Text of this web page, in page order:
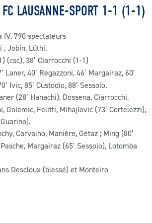
LAUSANNE-SPORT 1-1 (1-1)
IV, 790 spectateurs
; Jobin, Lüthi.
(csc), 38’ Ciarrocchi (1-1)
Laner, 40’ Regazzoni, 46’ Margairaz, 60’
Ivic, 85’ Custodio, 88’ Sessolo.
(28’ Hanachi), Dossena, Ciarrocchi,
Golemic, Felitti, Mihajlovic (73’ Cortelezzi),
Carvalho, Manière, Gétaz ; Ming (80’
Margairaz (65’ Sessolo), Lotomba
Descloux (blessé) et Monteiro